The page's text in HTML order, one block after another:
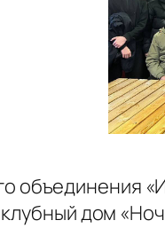
объединения
дом